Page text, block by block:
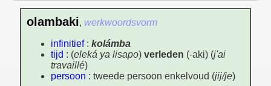
olambaki, werkwoordsvorm
infinitief: kolámba
tijd : (eleká ya lisapo) verleden (-aki) (j'ai
travaillé)
persoon : tweede persoon enkelvoud (jij/je)